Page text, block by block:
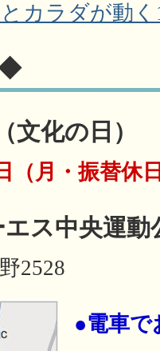
カラダが動く
◆
文化の日）
（月・振替休
ス中央運動
2528
●電車で